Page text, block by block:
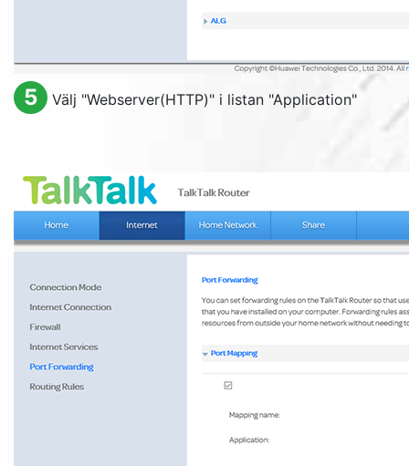
5 Välj "Webserver(HTTP)" i listan "Application"